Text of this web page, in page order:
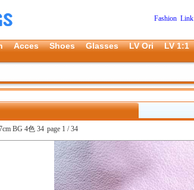
Fashion Link
Acces Shoes Glasses LV Ori LV 1:1
BG 4色 34 page 1 / 34
上一张